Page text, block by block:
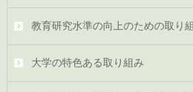
教育研究水準の向上のための取り
大学の特色ある取り組み